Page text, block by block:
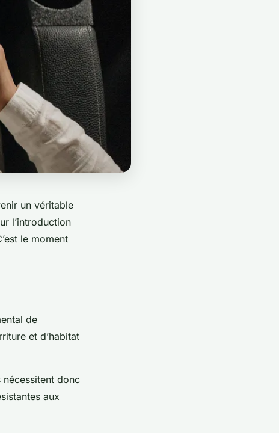
un véritable
l’introduction
le moment
de
et d’habitat
donc
aux